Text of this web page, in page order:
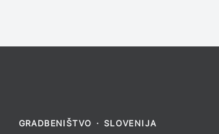
GRADBENIŠTVO · SLOVENIJA